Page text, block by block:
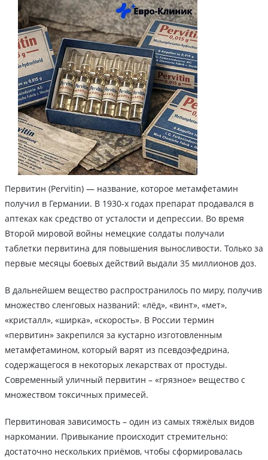
Первитин (Pervitin) — название, которое метамфетамин
получил в Германии. В 1930-х годах препарат продавался в
аптеках как средство от усталости и депрессии. Во время
Второй мировой войны немецкие солдаты получали
таблетки первитина для повышения выносливости. Только за
первые месяцы боевых действий выдали 35 миллионов доз.
В дальнейшем вещество распространилось по миру, получив
множество сленговых названий: «лёд», «винт», «мет»,
«кристалл», «ширка», «скорость». В России термин
«первитин» закрепился за кустарно изготовленным
метамфетамином, который варят из псевдоэфедрина,
содержащегося в некоторых лекарствах от простуды.
Современный уличный первитин – «грязное» вещество с
множеством токсичных примесей.
Первитиновая зависимость – один из самых тяжёлых видов
наркомании. Привыкание происходит стремительно:
достаточно нескольких приёмов, чтобы сформировалась